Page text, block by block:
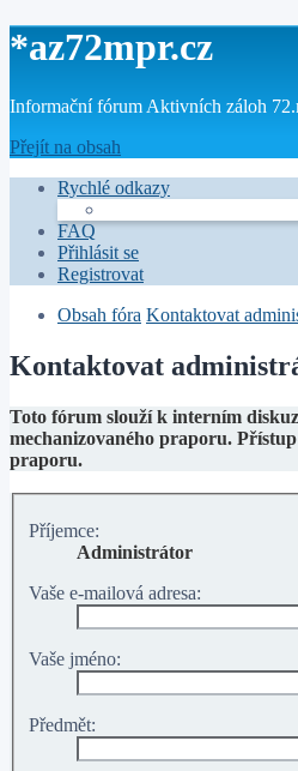
*az72mpr.cz
Informační fórum Aktivních záloh
Přejít na obsah
Rychlé odkazy
FAQ
Přihlásit se
Registrovat
Obsah fóra Kontaktovat
Kontaktovat
Toto fórum slouží k interním
mechanizovaného praporu.
praporu.
Příjemce:
Administrátor
Vaše e-mailová adresa:
Vaše jméno:
Předmět: